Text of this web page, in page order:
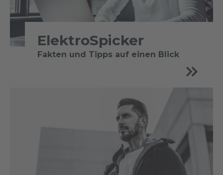
ElektroSpicker
Fakten und Tipps auf einen Blick